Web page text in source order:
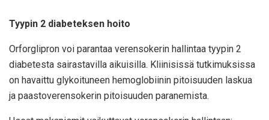
Tyypin 2 diabeteksen hoito
Orforglipron voi parantaa verensokerin hallintaa tyypin 2
diabetesta sairastavilla aikuisilla. Kliinisissä tutkimuksissa
on havaittu glykoituneen hemoglobiinin pitoisuuden laskua
ja paastoverensokerin pitoisuuden paranemista.